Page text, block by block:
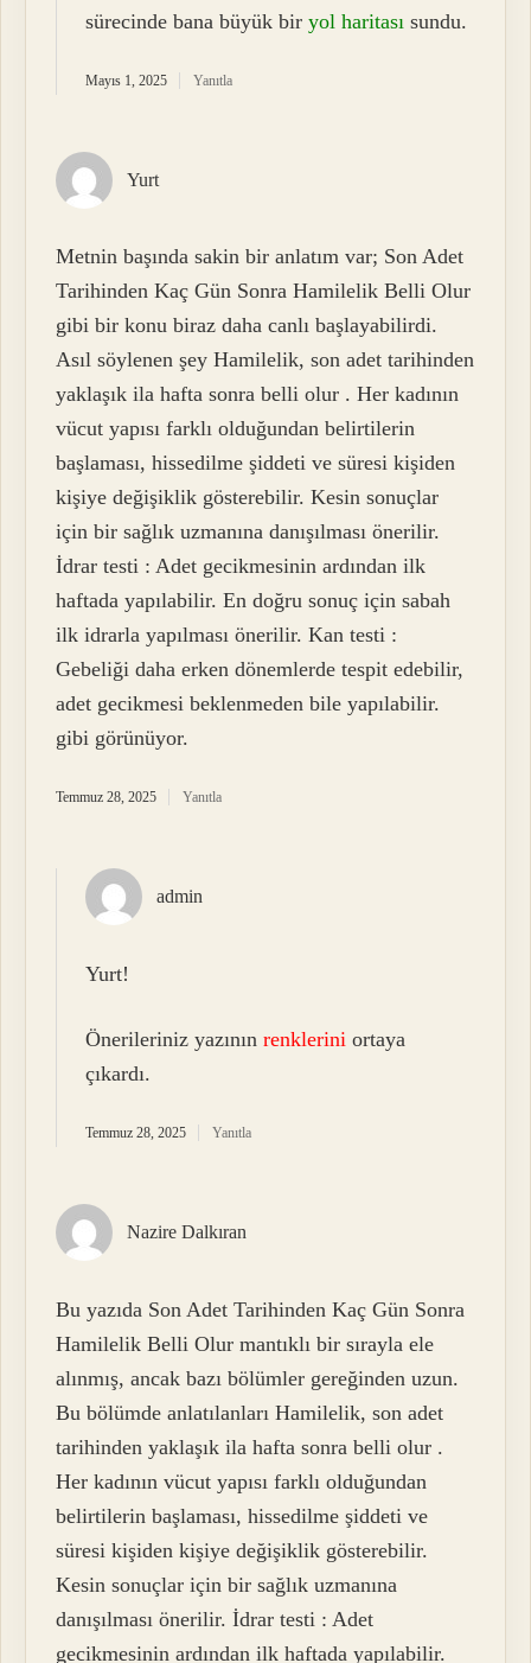
sürecinde bana büyük biryol haritası sundu.
Mayıs 1, 2025 Yanıtla
Yurt
Metnin başında sakin bir anlatım var; Son Adet
Tarihinden Kaç Gün Sonra Hamilelik Belli Olur
gibi bir konu biraz daha canlı başlayabilirdi.
Asıl söylenen şey Hamilelik, son adet tarihinden
yaklaşık ila hafta sonra belli olur . Her kadının
vücut yapısı farklı olduğundan belirtilerin
başlaması, hissedilme şiddeti ve süresi kişiden
kişiye değişiklik gösterebilir. Kesin sonuçlar
için bir sağlık uzmanına danışılması önerilir.
İdrar testi : Adet gecikmesinin ardından ilk
haftada yapılabilir. En doğru sonuç için sabah
ilk idrarla yapılması önerilir. Kan testi :
Gebeliği daha erken dönemlerde tespit edebilir,
adet gecikmesi beklenmeden bile yapılabilir.
gibi görünüyor.
Temmuz 28, 2025 Yanıtla
admin
Yurt!
Önerileriniz yazınınrenklerini ortaya
çıkardı.
Temmuz 28, 2025 Yanıtla
Nazire Dalkıran
Bu yazıda Son Adet Tarihinden Kaç Gün Sonra
Hamilelik Belli Olur mantıklı bir sırayla ele
alınmış, ancak bazı bölümler gereğinden uzun.
Bu bölümde anlatılanları Hamilelik, son adet
tarihinden yaklaşık ila hafta sonra belli olur .
Her kadının vücut yapısı farklı olduğundan
belirtilerin başlaması, hissedilme şiddeti ve
süresi kişiden kişiye değişiklik gösterebilir.
Kesin sonuçlar için bir sağlık uzmanına
danışılması önerilir. İdrar testi : Adet
gecikmesinin ardından ilk haftada yapılabilir.